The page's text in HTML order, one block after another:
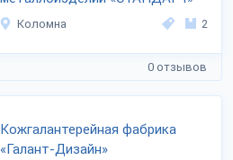
Коломна 2
0 отзывов
Кожгалантерейная фабрика
«Галант-Дизайн»